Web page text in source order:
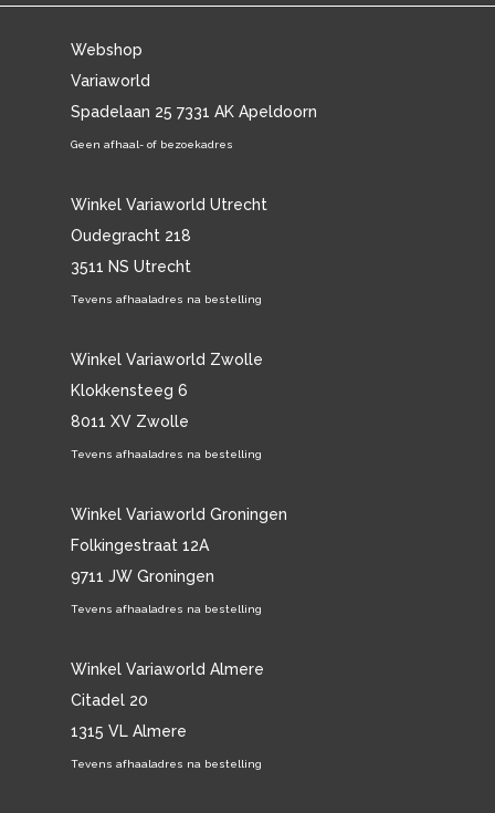
Webshop
Variaworld
Spadelaan 25 7331 AK Apeldoorn
Geen afhaal- of bezoekadres
Winkel Variaworld Utrecht
Oudegracht 218
3511 NS Utrecht
Tevens afhaaladres na bestelling
Winkel Variaworld Zwolle
Klokkensteeg 6
8011 XV Zwolle
Tevens afhaaladres na bestelling
Winkel Variaworld Groningen
Folkingestraat 12A
9711 JW Groningen
Tevens afhaaladres na bestelling
Winkel Variaworld Almere
Citadel 20
1315 VL Almere
Tevens afhaaladres na bestelling